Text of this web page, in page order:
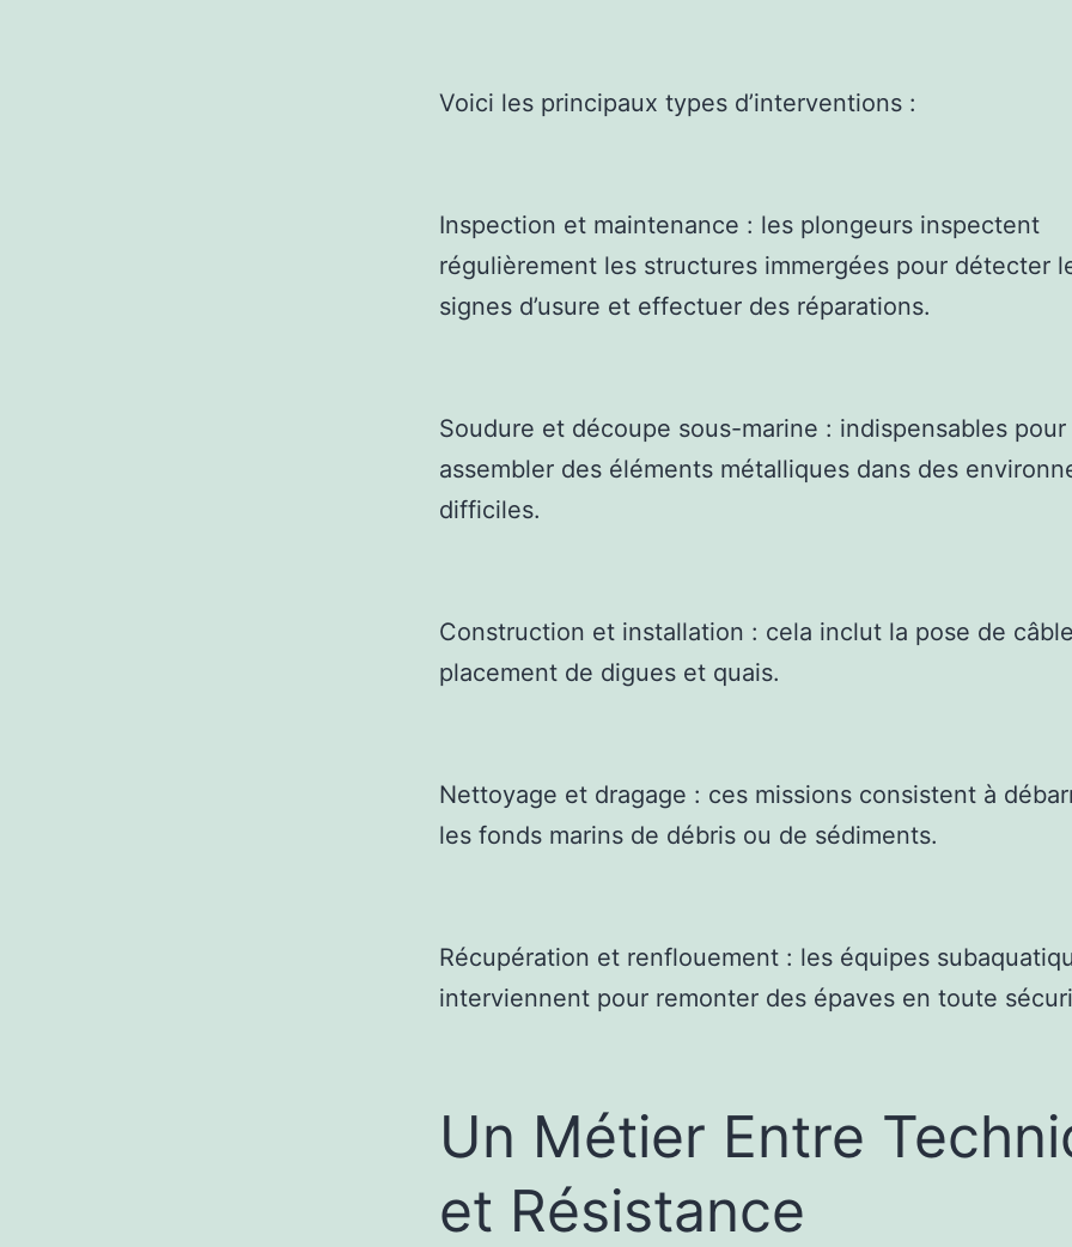
Voici les principaux types d’interventions :
Inspection et maintenance : les plongeurs inspectent
régulièrement les structures immergées pour détecter
signes d’usure et effectuer des réparations.
Soudure et découpe sous-marine : indispensables pour
assembler des éléments métalliques dans des
difficiles.
Construction et installation : cela inclut la pose de
placement de digues et quais.
Nettoyage et dragage : ces missions consistent à
les fonds marins de débris ou de sédiments.
Récupération et renflouement : les équipes
interviennent pour remonter des épaves en toute
Un Métier Entre
et Résistance